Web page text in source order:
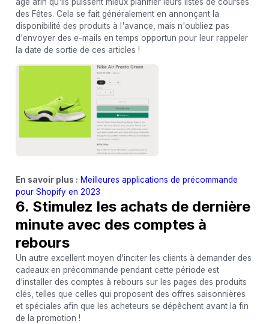
des Fêtes. Cela se fait généralement en annonçant la
disponibilité des produits à l'avance, mais n'oubliez pas
d'envoyer des e-mails en temps opportun pour leur rappeler
la date de sortie de ces articles !
En savoir plus : Meilleures applications de précommande
pour Shopify en 2023
6. Stimulez les achats de dernière
minute avec des comptes à
rebours
Un autre excellent moyen d'inciter les clients à demander des
cadeaux en précommande pendant cette période est
d'installer des comptes à rebours sur les pages des produits
clés, telles que celles qui proposent des offres saisonnières
et spéciales afin que les acheteurs se dépêchent avant la fin
de la promotion !